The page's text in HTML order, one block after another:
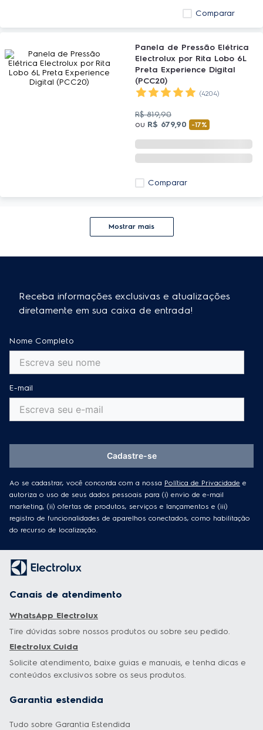
Comparar
Panela de Pressão Elétrica
Electrolux por Rita Lobo 6L
Preta Experience Digital
(PCC20)
(4204)
R$ 819,90
ou R$ 679,90 -17%
Comparar
Mostrar mais
Receba informações exclusivas e atualizações
diretamente em sua caixa de entrada!
Nome Completo
E-mail
Ao se cadastrar, você concorda com a nossa Política de Privacidade e
autoriza o uso de seus dados pessoais para (i) envio de e-mail
marketing, (ii) ofertas de produtos, serviços e lançamentos e (iii)
registro de funcionalidades de aparelhos conectados, como habilitação
do recurso de localização.
Cadastre-se
Canais de atendimento
WhatsApp Electrolux
Tire dúvidas sobre nossos produtos ou sobre seu pedido.
Electrolux Cuida
Solicite atendimento, baixe guias e manuais, e tenha dicas e
conteúdos exclusivos sobre os seus produtos.
Garantia estendida
Tudo sobre Garantia Estendida